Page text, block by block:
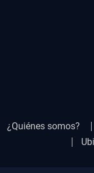
¿Quiénes somos?